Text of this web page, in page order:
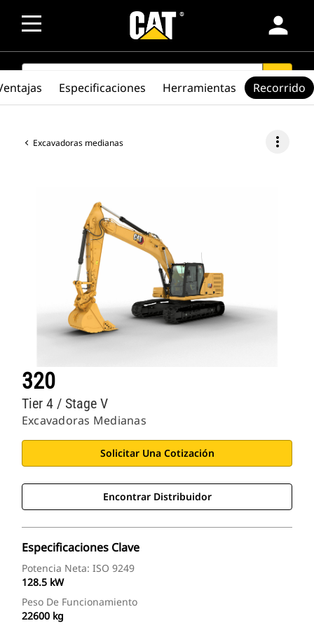
person
SEARCH search
Excavadoras medianas more_vert
320
Excavadoras Medianas
Tier 4 / Stage V
Solicitar Una Cotización
Encontrar Distribuidor
Especificaciones Clave
Potencia Neta: ISO 9249
128.5 kW
Peso De Funcionamiento
22600 kg
Especificaciones Herramientas Recorrido